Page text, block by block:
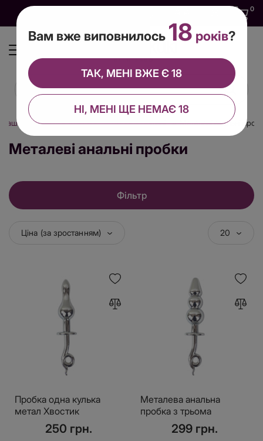
0
Анальні іграшки Пробки анальні Металеві анальні
Металеві анальні пробки
Фільтр
Ціна (за зростанням) 20
Пробка одна кулька
метал Хвостик
250 грн.
Металева анальна
пробка з трьома
кульками та металевим
хвостиком для
299 грн.
Вам вже виповнилось 18 років?
НІ, МЕНІ ЩЕ НЕМАЄ 18
ТАК, МЕНІ ВЖЕ Є 18